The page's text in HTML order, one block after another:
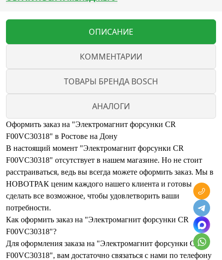
ОПИСАНИЕ
КОММЕНТАРИИ
ТОВАРЫ БРЕНДА BOSCH
АНАЛОГИ
Оформить заказ на "Электромагнит форсунки CR
F00VC30318" в Ростове на Дону
В настоящий момент "Электромагнит форсунки CR
F00VC30318" отсутствует в нашем магазине. Но не стоит
расстраиваться, ведь вы всегда можете оформить заказ. Мы в
НОВОТРАК ценим каждого нашего клиента и готовы
сделать все возможное, чтобы удовлетворить ваши
потребности.
Как оформить заказ на "Электромагнит форсунки CR
F00VC30318"?
Для оформления заказа на "Электромагнит форсунки CR
F00VC30318", вам достаточно связаться с нами по телефону